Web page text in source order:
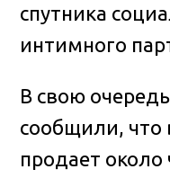
спутника
интимного
В свою
сообщили, что
продает